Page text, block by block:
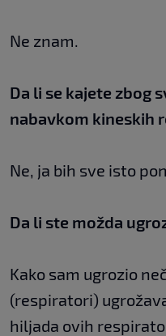
Ne znam.
Da li se kajete zbog
nabavkom kineskih
Ne, ja bih sve isto
Da li ste možda
Kako sam ugrozio
(respiratori)
hiljada ovih